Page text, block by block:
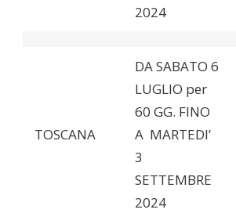
2024
TOSCANA
DA SABATO 6
LUGLIO per
60 GG. FINO
A MARTEDI’
3
SETTEMBRE
2024